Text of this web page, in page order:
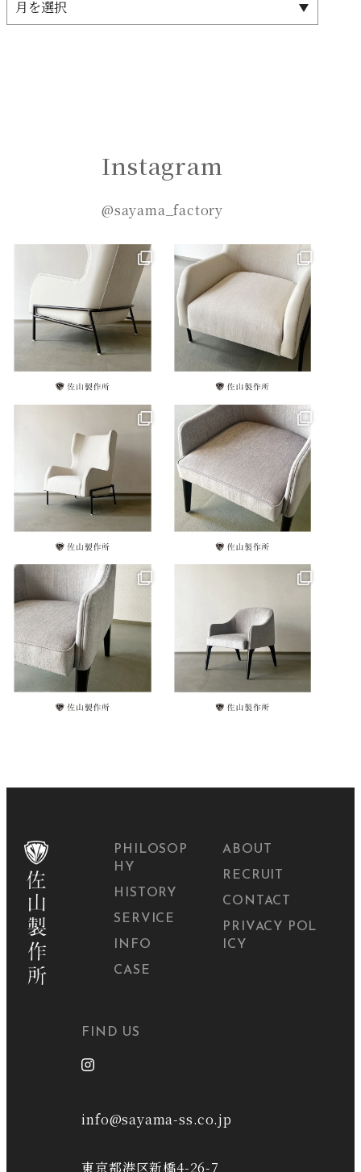
Instagram
@sayama_factory
PHILOSOP
HY
HISTORY
SERVICE
INFO
CASE
ABOUT
RECRUIT
CONTACT
PRIVACY POL
ICY
FIND US
info@sayama-ss.co.jp
東京都港区新橋4-26-7